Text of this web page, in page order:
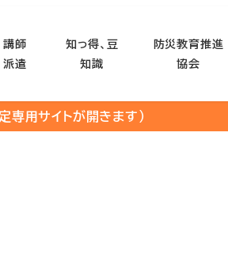
講師
派遣
知っ得、豆
知識
防災教育推進
協会
専用サイトが開きます）